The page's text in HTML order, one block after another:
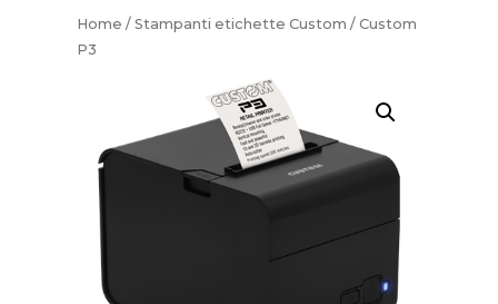
Home / Stampanti etichette Custom / Custom
P3